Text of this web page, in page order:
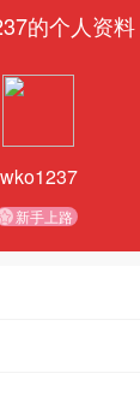
的个人资料
wko1237
新手上路